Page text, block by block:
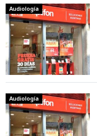
Audiología
Audiología